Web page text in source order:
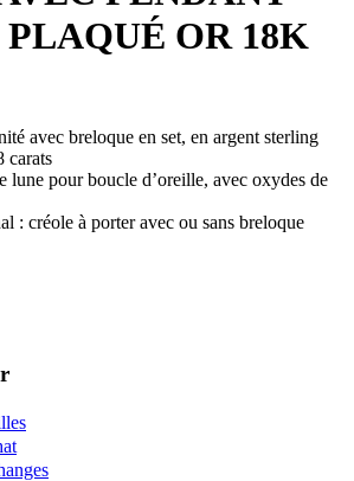
OR 18K
avec breloque en set, en argent sterling
carats
lune pour boucle d’oreille, avec oxydes de
: créole à porter avec ou sans breloque